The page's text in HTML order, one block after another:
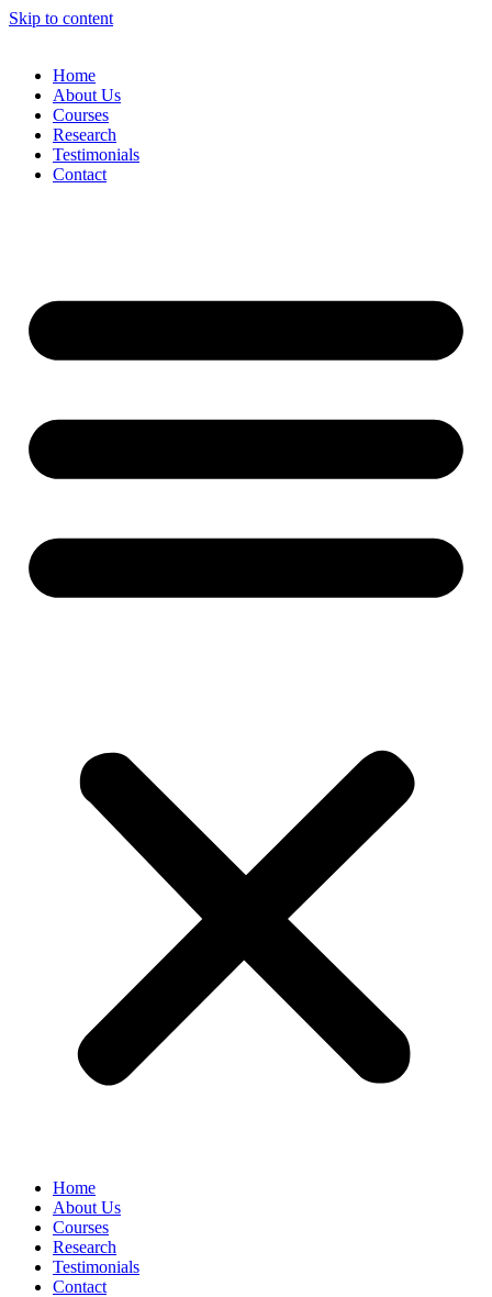
Skip to content
Home
About Us
Courses
Research
Testimonials
Contact
Home
About Us
Courses
Research
Testimonials
Contact